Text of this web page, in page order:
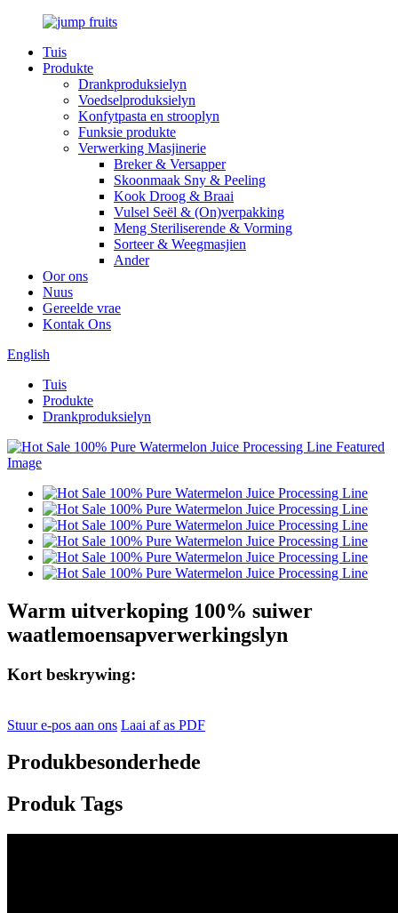
Tuis
Produkte
Drankproduksielyn
Voedselproduksielyn
Konfytpasta en strooplyn
Funksie produkte
Verwerking Masjinerie
Breker & Versapper
Skoonmaak Sny & Peeling
Kook Droog & Braai
Vulsel Seël & (On)verpakking
Meng Steriliserende & Vorming
Sorteer & Weegmasjien
Ander
Oor ons
Nuus
Gereelde vrae
Kontak Ons
English
Tuis
Produkte
Drankproduksielyn
Warm uitverkoping 100% suiwer
waatlemoensapverwerkingslyn
Kort beskrywing:
Stuur e-pos aan ons Laai af as PDF
Produkbesonderhede
Produk Tags